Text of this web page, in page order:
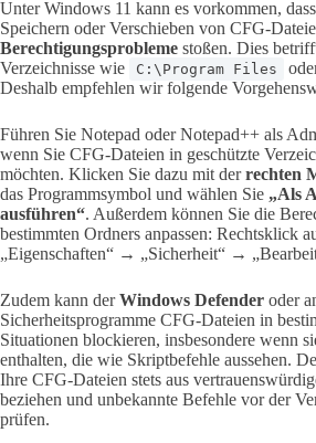
Unter Windows 11 kann es vorkommen,
Speichern oder Verschieben von CFG-
Berechtigungsprobleme stoßen. Dies
Verzeichnisse wie
C:\Program Files
Deshalb empfehlen wir folgende
Führen Sie Notepad oder Notepad++ als
wenn Sie CFG-Dateien in geschützte
möchten. Klicken Sie dazu mit derrechten
das Programmsymbol und wählen Sie „Als
ausführen“. Außerdem können Sie die
bestimmten Ordners anpassen: Rechtsklick
„Eigenschaften“ → „Sicherheit“ →
Zudem kann derWindows Defender oder
Sicherheitsprogramme CFG-Dateien in
Situationen blockieren, insbesondere wenn
enthalten, die wie Skriptbefehle aussehen.
Ihre CFG-Dateien stets aus
beziehen und unbekannte Befehle vor der
prüfen.